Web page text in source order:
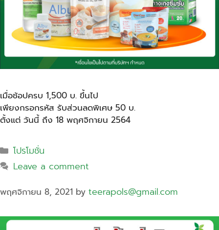
เมื่อช้อปครบ 1,500 บ. ขึ้นไป
เพียงกรอกรหัส รับส่วนลดพิเศษ 50 บ.
ตั้งแต่ วันนี้ ถึง 18 พฤศจิกายน 2564
โปรโมชั่น
Leave a comment
พฤศจิกายน 8, 2021 by teerapols@gmail.com